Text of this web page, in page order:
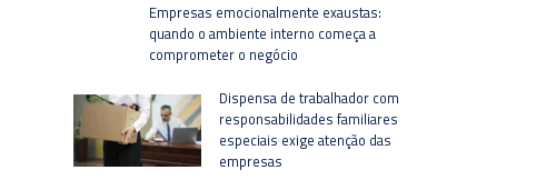
Empresas emocionalmente exaustas:
quando o ambiente interno começa a
comprometer o negócio
Dispensa de trabalhador com
responsabilidades familiares
especiais exige atenção das
empresas